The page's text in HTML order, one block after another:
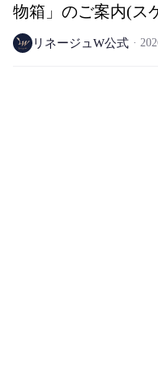
物箱」のご案内(ス
ワールド専用)
リネージュW公式